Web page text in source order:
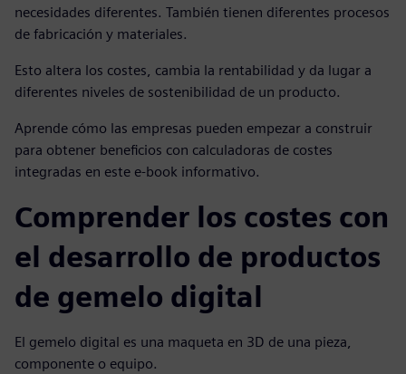
necesidades diferentes. También tienen diferentes procesos
de fabricación y materiales.
Esto altera los costes, cambia la rentabilidad y da lugar a
diferentes niveles de sostenibilidad de un producto.
Aprende cómo las empresas pueden empezar a construir
para obtener beneficios con calculadoras de costes
integradas en este e-book informativo.
Comprender los costes con
el desarrollo de productos
de gemelo digital
El gemelo digital es una maqueta en 3D de una pieza,
componente o equipo.